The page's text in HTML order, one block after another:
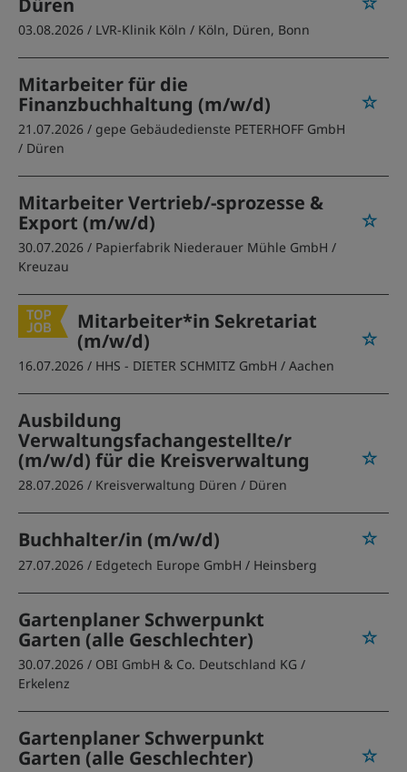
Düren
03.08.2026 / LVR-Klinik Köln / Köln, Düren, Bonn
Mitarbeiter für die
Finanzbuchhaltung (m/w/d)
21.07.2026 / gepe Gebäudedienste PETERHOFF GmbH
/ Düren
Mitarbeiter Vertrieb/-sprozesse &
Export (m/w/d)
30.07.2026 / Papierfabrik Niederauer Mühle GmbH /
Kreuzau
Mitarbeiter*in Sekretariat
(m/w/d)
16.07.2026 / HHS - DIETER SCHMITZ GmbH / Aachen
Ausbildung
Verwaltungsfachangestellte/r
(m/w/d) für die Kreisverwaltung
28.07.2026 / Kreisverwaltung Düren / Düren
Buchhalter/in (m/w/d)
27.07.2026 / Edgetech Europe GmbH / Heinsberg
Gartenplaner Schwerpunkt
Garten (alle Geschlechter)
30.07.2026 / OBI GmbH & Co. Deutschland KG /
Erkelenz
Gartenplaner Schwerpunkt
Garten (alle Geschlechter)